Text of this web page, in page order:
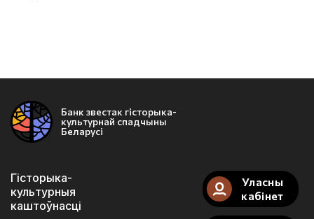
Банк звестак гісторыка-
культурнай спадчыны
Беларусі
Гісторыка-
культурныя
каштоўнасці
Уласны
кабінет